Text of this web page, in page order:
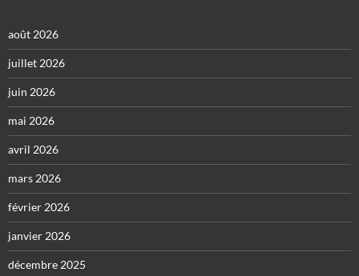
août 2026
juillet 2026
juin 2026
mai 2026
avril 2026
mars 2026
février 2026
janvier 2026
décembre 2025